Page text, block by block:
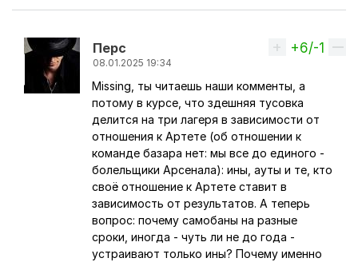
Перс
08.01.2025 19:34
Ответ на комментарий пользователя
Вверх
+6/-1
Missing, ты читаешь наши комменты, а
потому в курсе, что здешняя тусовка
делится на три лагеря в зависимости от
отношения к Артете (об отношении к
команде базара нет: мы все до единого -
болельщики Арсенала): ины, ауты и те, кто
своё отношение к Артете ставит в
зависимость от результатов. А теперь
вопрос: почему самобаны на разные
сроки, иногда - чуть ли не до года -
устраивают только ины? Почему именно